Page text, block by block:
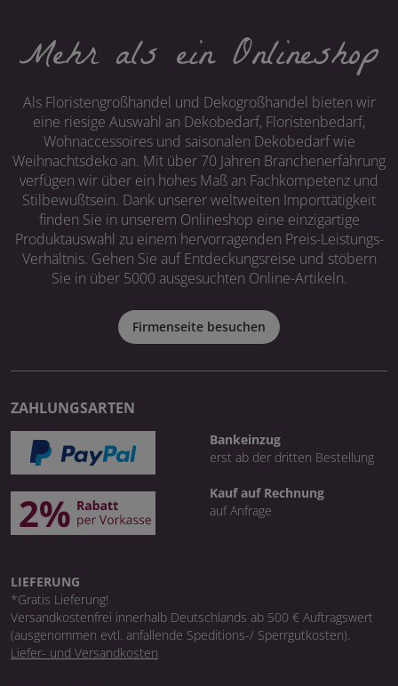
Mehr als ein Onlineshop
Als Floristengroßhandel und Dekogroßhandel bieten wir
eine riesige Auswahl an Dekobedarf, Floristenbedarf,
Wohnaccessoires und saisonalen Dekobedarf wie
Weihnachtsdeko an. Mit über 70 Jahren Branchenerfahrung
verfügen wir über ein hohes Maß an Fachkompetenz und
Stilbewußtsein. Dank unserer weltweiten Importtätigkeit
finden Sie in unserem Onlineshop eine einzigartige
Produktauswahl zu einem hervorragenden Preis-Leistungs-
Verhältnis. Gehen Sie auf Entdeckungsreise und stöbern
Sie in über 5000 ausgesuchten Online-Artikeln.
Firmenseite besuchen
ZAHLUNGSARTEN
Bankeinzug
erst ab der dritten Bestellung
Kauf auf Rechnung
auf Anfrage
LIEFERUNG
*Gratis Lieferung!
Versandkostenfrei innerhalb Deutschlands ab 500 € Auftragswert
(ausgenommen evtl. anfallende Speditions-/ Sperrgutkosten).
Liefer- und Versandkosten